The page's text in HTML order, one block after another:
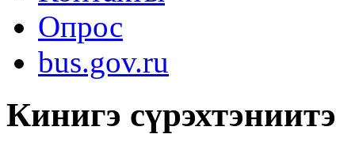
Опрос
bus.gov.ru
Кинигэ сүрэхтэниитэ